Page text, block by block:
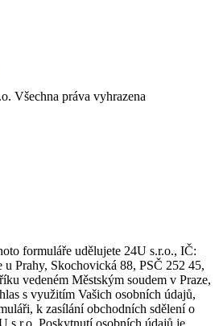
Všechna práva vyhrazena
formuláře udělujete 24U s.r.o., IČ:
u Prahy, Skochovická 88, PSČ 252 45,
vedeném Městským soudem v Praze,
s využitím Vašich osobních údajů,
k zasílání obchodních sdělení o
s.r.o. Poskytnutí osobních údajů je